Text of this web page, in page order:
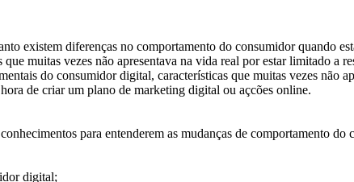
existem diferenças no comportamento do consumidor quando
muitas vezes não apresentava na vida real por estar limitado a
do consumidor digital, características que muitas vezes não
de criar um plano de marketing digital ou açcões online.
para entenderem as mudanças de comportamento
digital;